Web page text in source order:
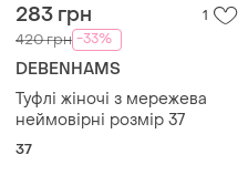
283 грн 1
420 грн -33%
DEBENHAMS
Туфлі жіночі з мережева
неймовірні розмір 37
37